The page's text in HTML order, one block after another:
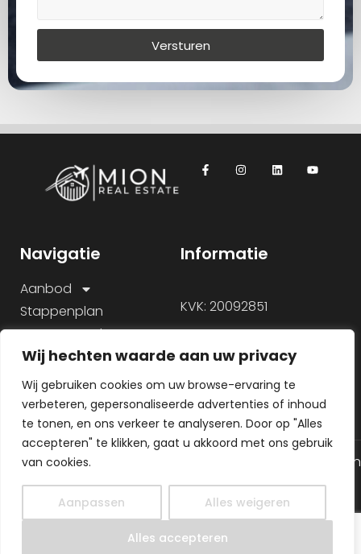
Wij hechten waarde aan uw privacy
Wij gebruiken cookies om uw browse-ervaring te
verbeteren, gepersonaliseerde advertenties of inhoud
te tonen, en ons verkeer te analyseren. Door op "Alles
accepteren" te klikken, gaat u akkoord met ons gebruik
van cookies.
Aanpassen Alles weigeren
Alles accepteren
Versturen
Navigatie
Aanbod
Stappenplan
Onze aanpak
Over ons
Veelgestelde vragen
Informatie
KVK: 20092851
© 2026 Alle rechten gereserveerd
Algemene voorwaarden
Privacy Policy
Gemaakt door
MHS Media